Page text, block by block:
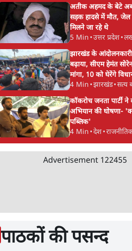
अतीक अहमद के बेटे
सड़क हादसे में मौत, जेल
मिलने जा रहे थे
5 Min •उत्तर प्रदेश•
झारखंड के आंदोलनकारी
बढ़ाया, सीएम हेमंत
मांगा, 10 को घेरेंगे
4 Min •झारखंड•सत्य
कॉकरोच जनता पार्टी ने
अभियान की घोषणा-
पब्लिक'
4 Min •देश•
Advertisement 122455
पाठकों की पसन्द